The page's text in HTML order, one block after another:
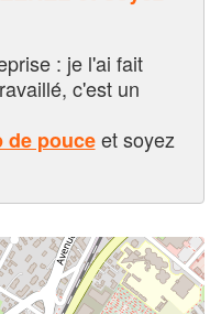
: je l'ai fait
c'est un
de pouceet soyez